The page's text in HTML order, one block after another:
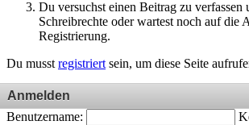
Du versuchst einen Beitrag zu verfassen
Schreibrechte oder wartest noch auf die
Registrierung.
Du musst registriert sein, um diese Seite
Anmelden
Benutzername: